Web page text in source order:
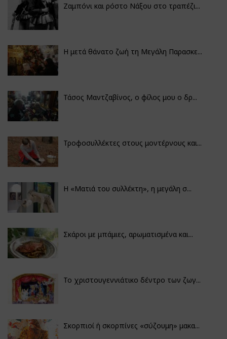
Ζαμπόνι και ρόστο Νάξου στο τραπέζι...
Η μετά θάνατο ζωή τη Μεγάλη Παρασκε...
Τάσος Μαντζαβίνος, ο φίλος μου ο δρ...
Τροφοσυλλέκτες στους μοντέρνους και...
H «Ματιά του συλλέκτη», η μεγάλη σ...
Σκάροι με μπάμιες, αρωματισμένα και...
Το χριστουγεννιάτικο δέντρο των ζωγ...
Σκορπιοί ή σκορπίνες «σύζουμη» μακα...